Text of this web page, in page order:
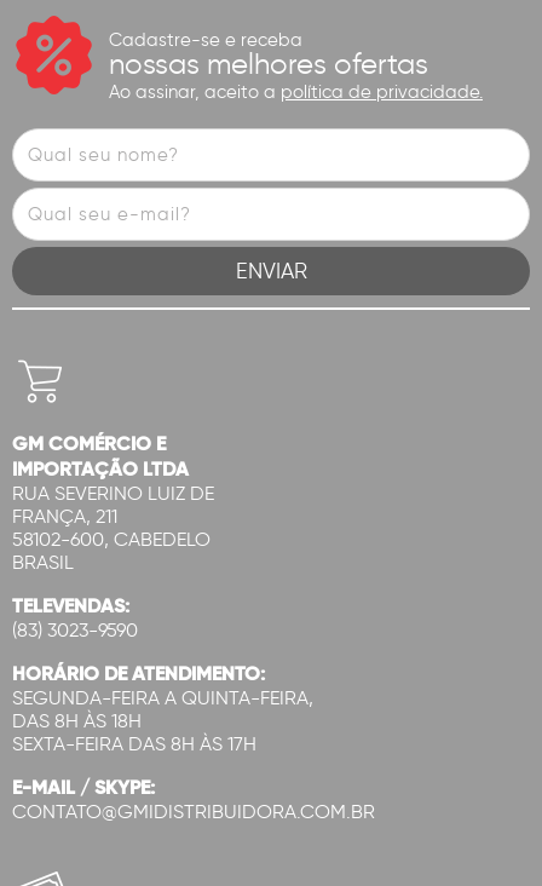
Cadastre-se e receba
nossas melhores ofertas
Ao assinar, aceito a política de privacidade.
GM COMÉRCIO E
IMPORTAÇÃO LTDA
RUA SEVERINO LUIZ DE
FRANÇA, 211
58102-600, CABEDELO
BRASIL
TELEVENDAS:
(83) 3023-9590
HORÁRIO DE ATENDIMENTO:
SEGUNDA-FEIRA A QUINTA-FEIRA,
DAS 8H ÀS 18H
SEXTA-FEIRA DAS 8H ÀS 17H
E-MAIL / SKYPE:
CONTATO@GMIDISTRIBUIDORA.COM.BR